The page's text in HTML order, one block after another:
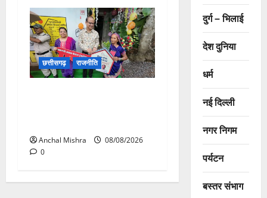
छत्तीसगढ़ राजनीति
Anchal Mishra
08/08/2026
0
दुर्ग – भिलाई
देश दुनिया
धर्म
नई दिल्ली
नगर निगम
पर्यटन
बस्तर संभाग